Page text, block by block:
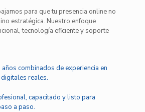
para que tu presencia online no
estratégica. Nuestro enfoque
tecnología eficiente y soporte
combinados de experiencia en
reales.
capacitado y listo para
a paso.